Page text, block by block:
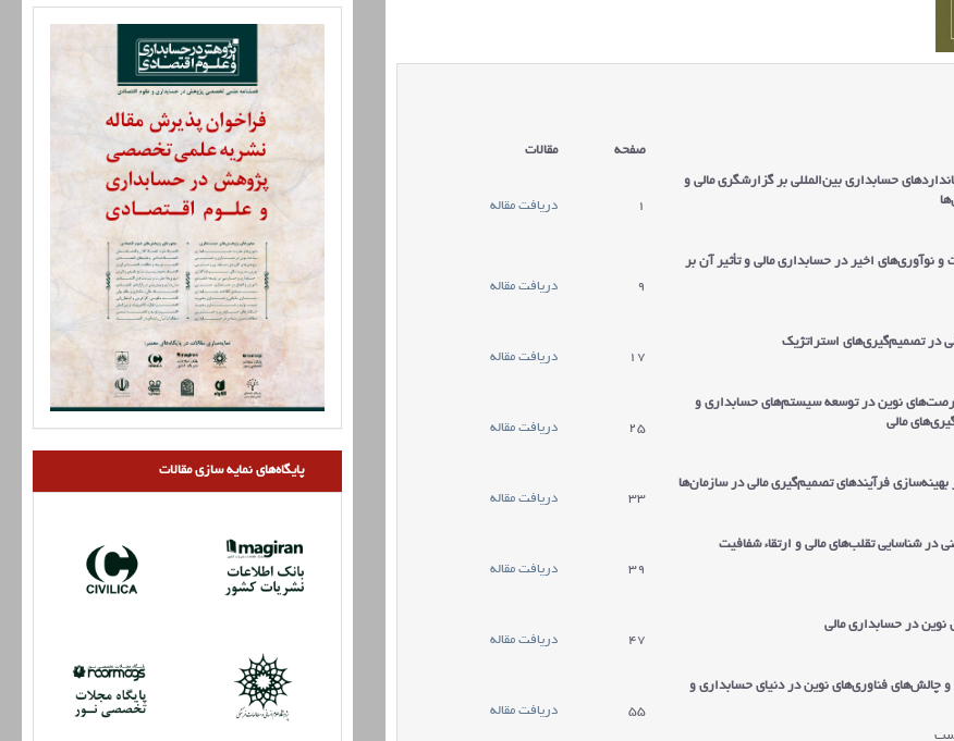
صفحه مقالات
حسابداری بین‌المللی بر گزارشگری مالی و
1
دریافت مقاله
و نوآوری‌های اخیر در حسابداری مالی و تأثیر آن بر
9
دریافت مقاله
در تصمیم‌گیری‌های استراتژیک
17
دریافت مقاله
نوین در توسعه سیستم‌های حسابداری و
مالی
25
دریافت مقاله
فرآیندهای تصمیم‌گیری مالی در سازمان‌ها
33
دریافت مقاله
در شناسایی تقلب‌های مالی و ارتقاء شفافیت
39
دریافت مقاله
نوین در حسابداری مالی
47
دریافت مقاله
فناوری‌های نوین در دنیای حسابداری و
55
دریافت مقاله
پایگاه‌های نمایه سازی مقالات